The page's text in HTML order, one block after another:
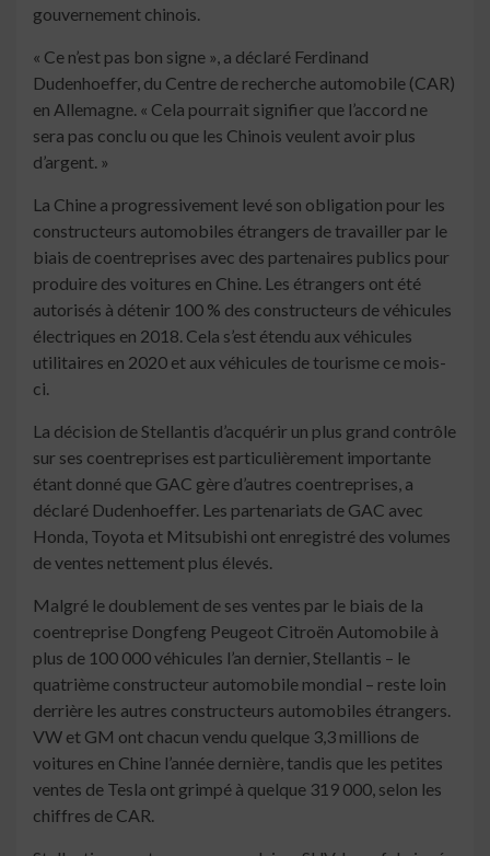
gouvernement chinois.
« Ce n’est pas bon signe », a déclaré Ferdinand
Dudenhoeffer, du Centre de recherche automobile (CAR)
en Allemagne. « Cela pourrait signifier que l’accord ne
sera pas conclu ou que les Chinois veulent avoir plus
d’argent. »
La Chine a progressivement levé son obligation pour les
constructeurs automobiles étrangers de travailler par le
biais de coentreprises avec des partenaires publics pour
produire des voitures en Chine. Les étrangers ont été
autorisés à détenir 100 % des constructeurs de véhicules
électriques en 2018. Cela s’est étendu aux véhicules
utilitaires en 2020 et aux véhicules de tourisme ce mois-
ci.
La décision de Stellantis d’acquérir un plus grand contrôle
sur ses coentreprises est particulièrement importante
étant donné que GAC gère d’autres coentreprises, a
déclaré Dudenhoeffer. Les partenariats de GAC avec
Honda, Toyota et Mitsubishi ont enregistré des volumes
de ventes nettement plus élevés.
Malgré le doublement de ses ventes par le biais de la
coentreprise Dongfeng Peugeot Citroën Automobile à
plus de 100 000 véhicules l’an dernier, Stellantis – le
quatrième constructeur automobile mondial – reste loin
derrière les autres constructeurs automobiles étrangers.
VW et GM ont chacun vendu quelque 3,3 millions de
voitures en Chine l’année dernière, tandis que les petites
ventes de Tesla ont grimpé à quelque 319 000, selon les
chiffres de CAR.